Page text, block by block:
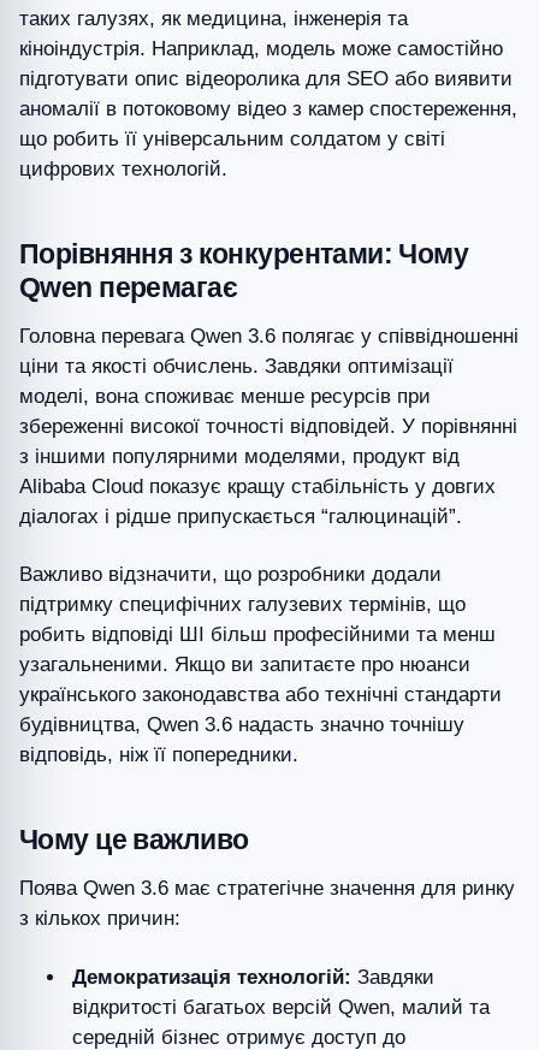
таких галузях, як медицина, інженерія та
кіноіндустрія. Наприклад, модель може самостійно
підготувати опис відеоролика для SEO або виявити
аномалії в потоковому відео з камер спостереження,
що робить її універсальним солдатом у світі
цифрових технологій.
Порівняння з конкурентами: Чому
Qwen перемагає
Головна перевага Qwen 3.6 полягає у співвідношенні
ціни та якості обчислень. Завдяки оптимізації
моделі, вона споживає менше ресурсів при
збереженні високої точності відповідей. У порівнянні
з іншими популярними моделями, продукт від
Alibaba Cloud показує кращу стабільність у довгих
діалогах і рідше припускається “галюцинацій”.
Важливо відзначити, що розробники додали
підтримку специфічних галузевих термінів, що
робить відповіді ШІ більш професійними та менш
узагальненими. Якщо ви запитаєте про нюанси
українського законодавства або технічні стандарти
будівництва, Qwen 3.6 надасть значно точнішу
відповідь, ніж її попередники.
Чому це важливо
Поява Qwen 3.6 має стратегічне значення для ринку
з кількох причин:
Демократизація технологій: Завдяки
відкритості багатьох версій Qwen, малий та
середній бізнес отримує доступ до